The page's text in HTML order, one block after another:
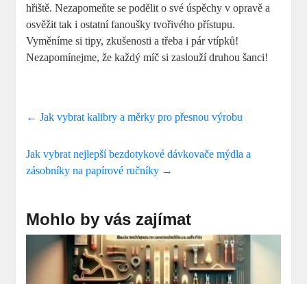
hřiště. Nezapomeňte se podělit o své úspěchy v opravě a
osvěžit tak i ostatní fanoušky tvořivého přístupu.
Vyměníme si tipy, zkušenosti a třeba i pár vtípků!
Nezapomínejme, že každý míč si zaslouží druhou šanci!
← Jak vybrat kalibry a měrky pro přesnou výrobu
Jak vybrat nejlepší bezdotykové dávkovače mýdla a
zásobníky na papírové ručníky →
Mohlo by vás zajímat